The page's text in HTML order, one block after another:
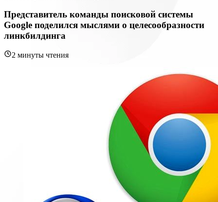
Представитель команды поисковой системы
Google поделился мыслями о целесообразности
линкбилдинга
2 минуты чтения